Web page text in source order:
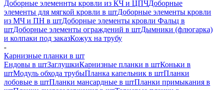
Доборные элеменнты кровли из КЧ и ЦПЧДоборные
элементы для мягкой кровли в штДоборные элементы кровли
из МЧ и ПН в штДоборные элементы кровли Фальц в
штДоборные элементы ограждений в штДымники (флюгарка)
и колпаки под заказКожух на трубу
-
Карнизные планки в шт
Ендовы в штЗаглушкиКарнизные планки в штКоньки в
штМодуль обхода трубыПланка капельник в штПланки
лобовые в штПланки мансардные в штПланки примыкания в